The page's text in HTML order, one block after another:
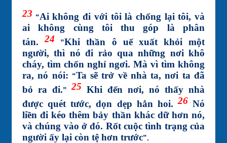
23 “Ai không đi với tôi là chống lại tôi, và
ai không cùng tôi thu góp là phân
tán.24 ”Khi thần ô uế xuất khỏi một
người, thì nó đi rảo qua những nơi khô
cháy, tìm chốn nghỉ ngơi. Mà vì tìm không
ra, nó nói: “Ta sẽ trở về nhà ta, nơi ta đã
bỏ ra đi.” 25 Khi đến nơi, nó thấy nhà
được quét tước, dọn dẹp hẳn hoi.26 Nó
liền đi kéo thêm bảy thần khác dữ hơn nó,
và chúng vào ở đó. Rốt cuộc tình trạng của
người ấy lại còn tệ hơn trước”.